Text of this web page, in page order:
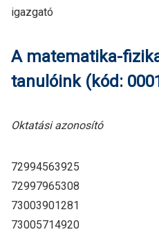
igazgató
A matematika-
tanulóink (kód:
Oktatási azonosító
72994563925
72997965308
73003901281
73005714920